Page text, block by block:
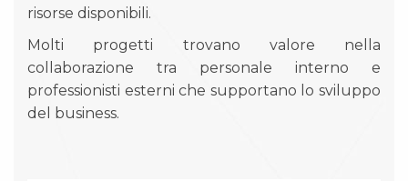
risorse disponibili.
Molti progetti trovano valore nella
collaborazione tra personale interno e
professionisti esterni che supportano lo sviluppo
del business.